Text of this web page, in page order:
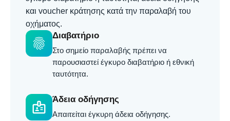
και voucher κράτησης κατά την παραλαβή του
οχήματος.
fingerprint
Διαβατήριο
Στο σημείο παραλαβής πρέπει να
παρουσιαστεί έγκυρο διαβατήριο ή εθνική
ταυτότητα.
badge
Άδεια οδήγησης
Απαιτείται έγκυρη άδεια οδήγησης.